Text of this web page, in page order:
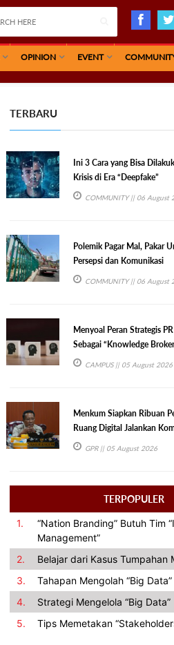
OPINION EVENT
TERBARU
Ini 3 Cara yang Bisa
Krisis di Era “Deepfake”
COMMUNITY|| 06 August
Polemik Pagar Mal, Pakar
Persepsi dan Komunikasi
COMMUNITY|| 06 August
Menyoal Peran Strategis
Sebagai “Knowledge
CAMPUS|| 05 August 2026
Menkum Siapkan Ribuan
Ruang Digital Jalankan
GPR|| 05 August 2026
TERPOPULER
1.
“Nation Branding” Butuh Tim
Management”
2.
Belajar dari Kasus Tumpahan
3.
Tahapan Mengolah “Big Data”
4.
Strategi Mengelola “Big Data”
5.
Tips Memetakan